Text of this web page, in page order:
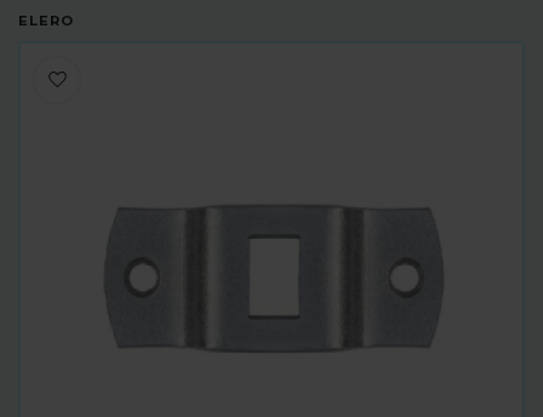
ELERO